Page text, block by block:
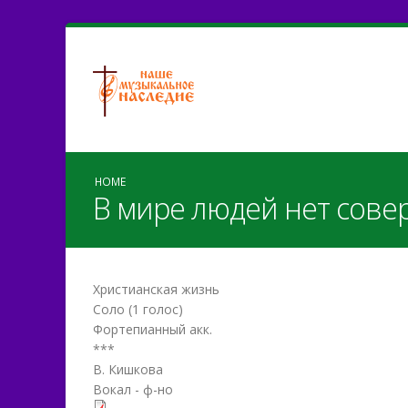
HOME
В мире людей нет
Христианская жизнь
Соло (1 голос)
Фортепианный акк.
***
В. Кишкова
Вокал - ф-но